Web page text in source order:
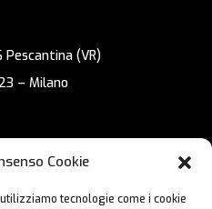
Cookie
tecnologie come i cookie
(VR)
– Milano